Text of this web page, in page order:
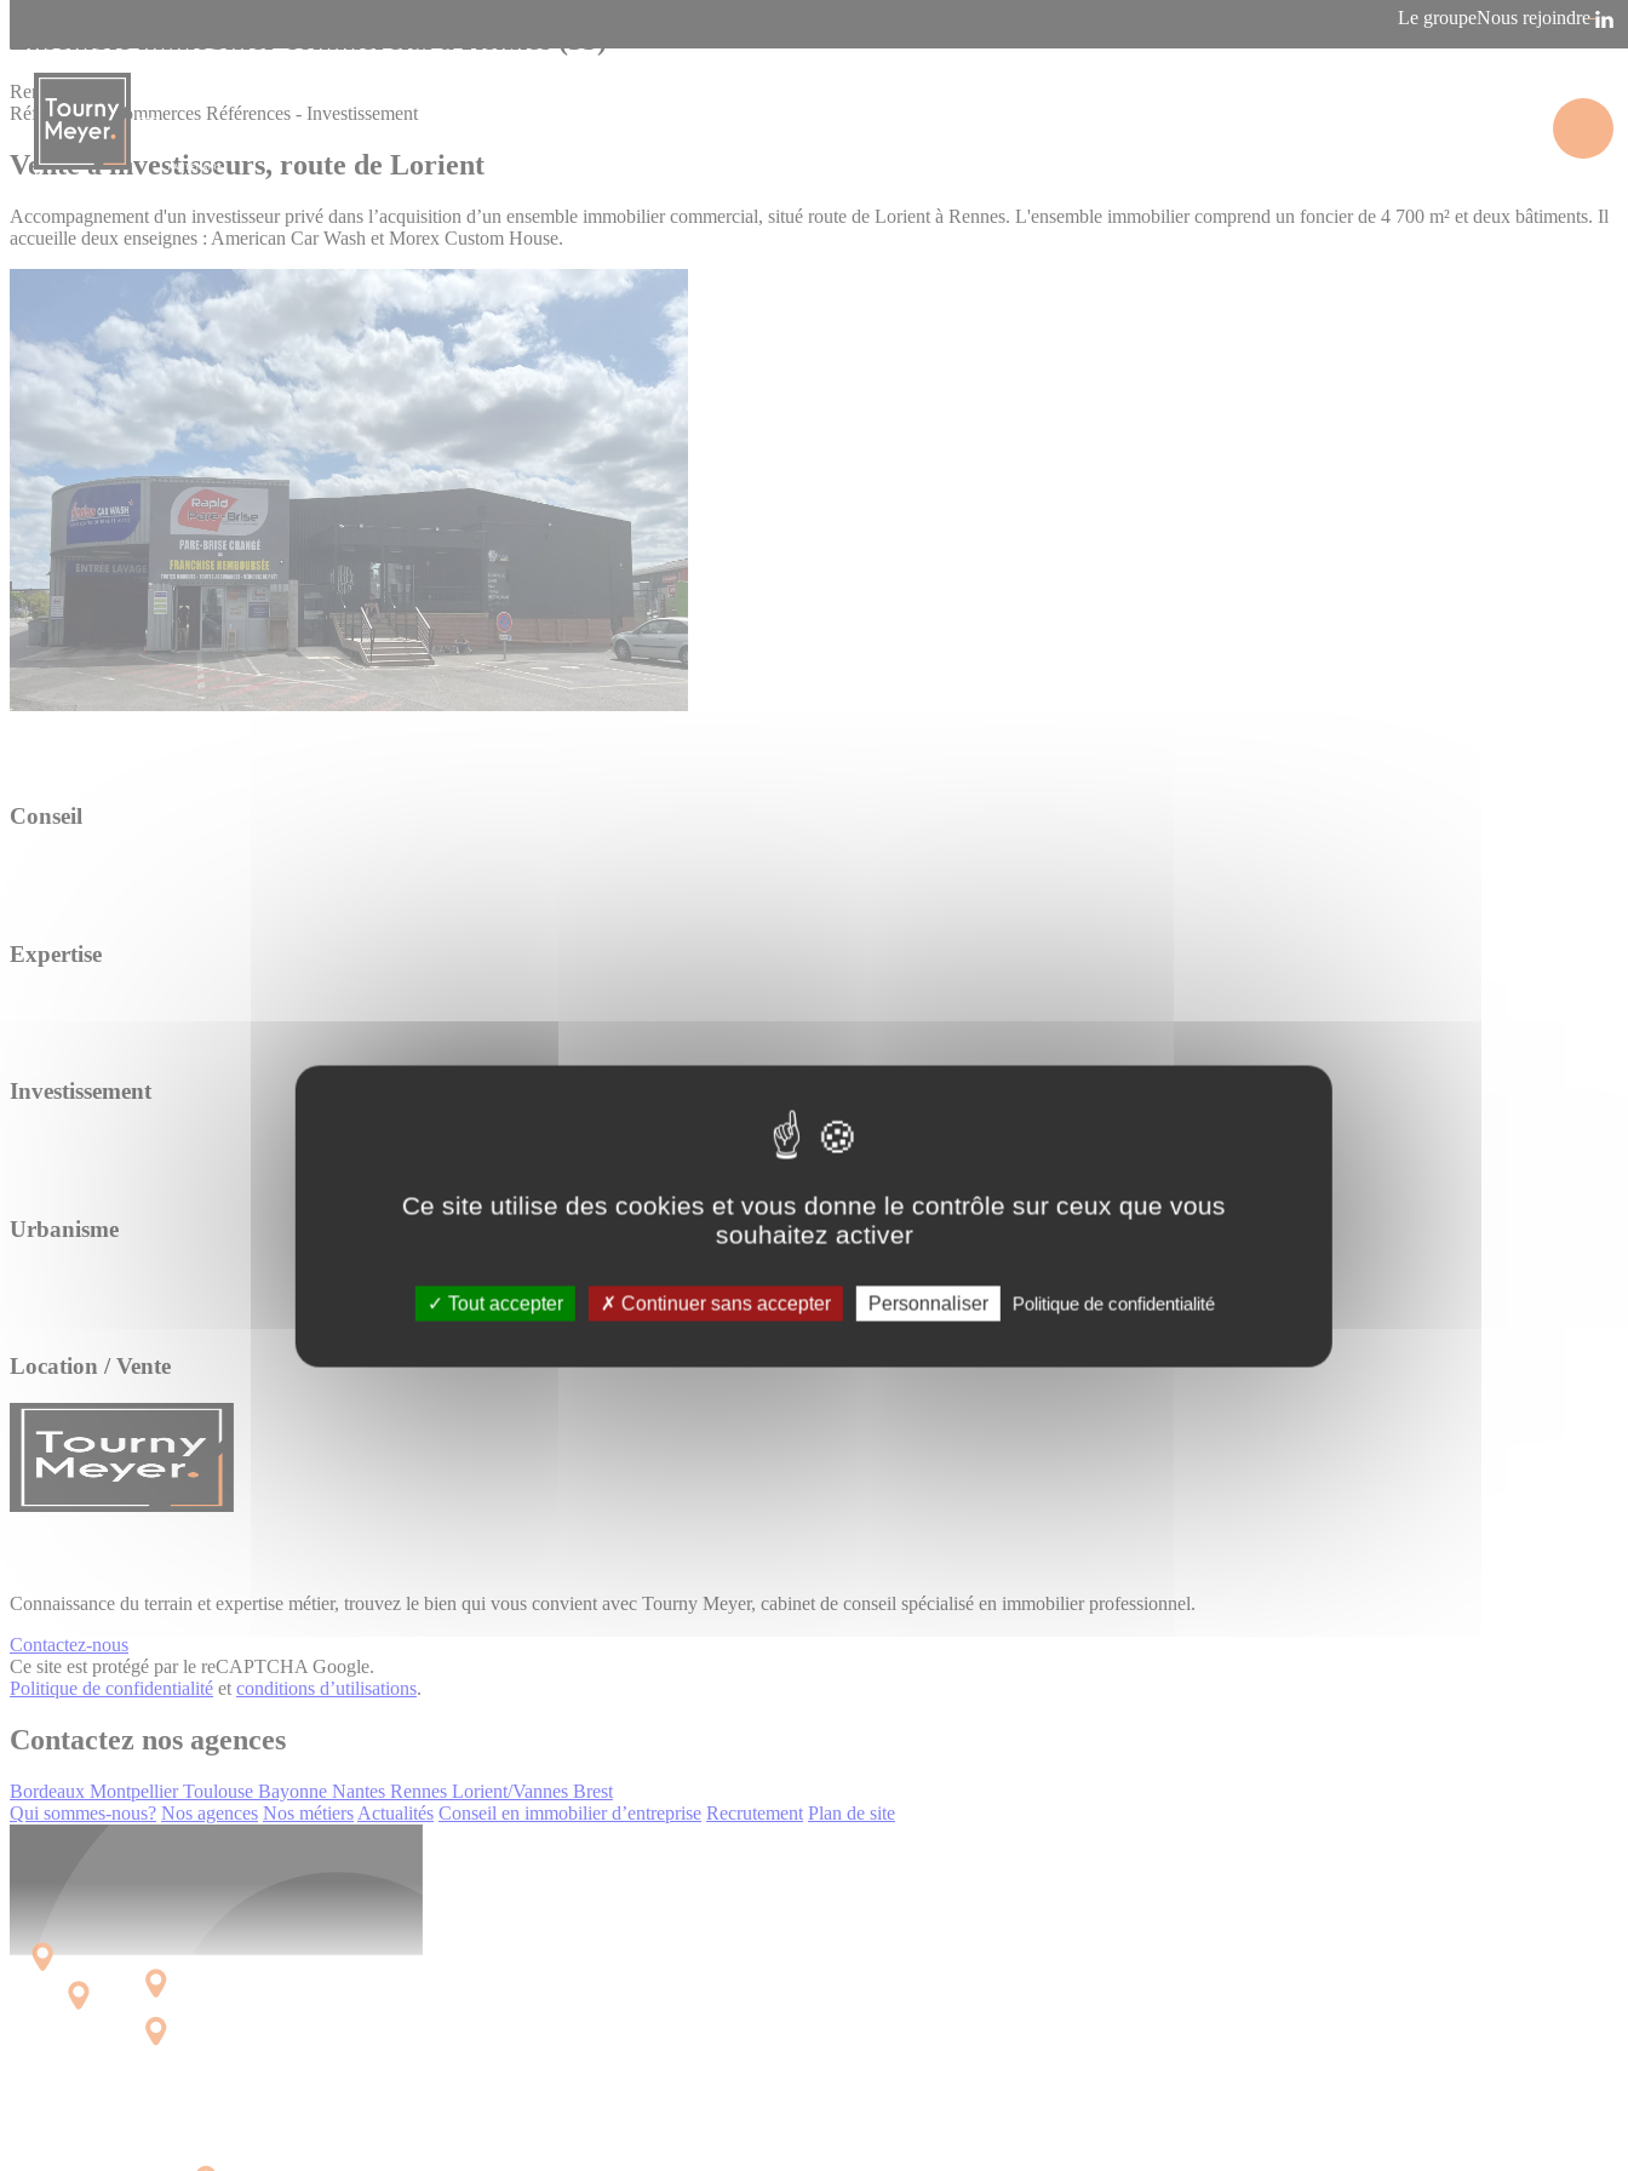
Ce site utilise des cookies et vous donne le contrôle sur ceux que vous
souhaitez activer
Tout accepter Continuer sans accepter Personnaliser Politique de confidentialité
Le groupeNous rejoindre
La connaissance des territoires
Rennes
Références - Commerces Références - Investissement
Vente à investisseurs, route de Lorient
Accompagnement d'un investisseur privé dans l’acquisition d’un ensemble immobilier commercial, situé route de Lorient à Rennes. L'ensemble immobilier comprend un foncier de 4 700 m² et deux bâtiments. Il
accueille deux enseignes : American Car Wash et Morex Custom House.
Conseil
Expertise
Investissement
Urbanisme
Location / Vente
Connaissance du terrain et expertise métier, trouvez le bien qui vous convient avec Tourny Meyer, cabinet de conseil spécialisé en immobilier professionnel.
Contactez-nous
Ce site est protégé par le reCAPTCHA Google.
Politique de confidentialité et conditions d’utilisations.
Contactez nos agences
Bordeaux Montpellier Toulouse Bayonne Nantes Rennes Lorient/Vannes Brest
Qui sommes-nous? Nos agences Nos métiers Actualités Conseil en immobilier d’entreprise Recrutement Plan de site